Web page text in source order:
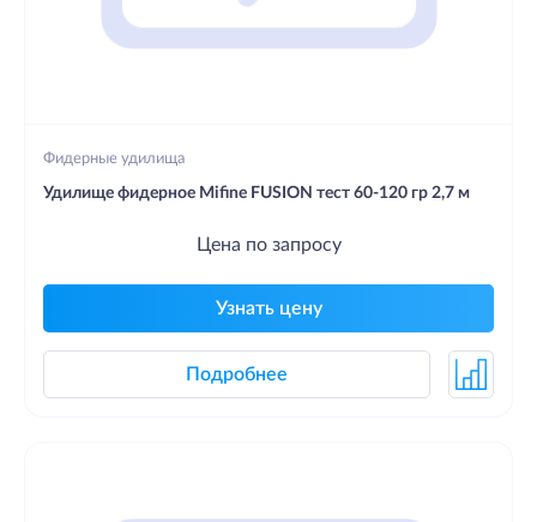
Фидерные удилища
Удилище фидерное Mifine FUSION тест 60-120 гр 2,7 м
Цена по запросу
Узнать цену
Подробнее